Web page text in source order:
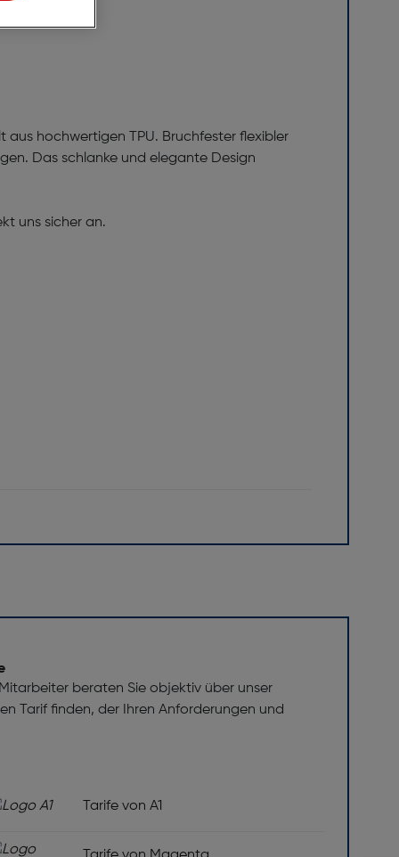
hochwertigen TPU. Bruchfester flexibler
Das schlanke und elegante Design
uns sicher an.
beraten Sie objektiv über unser
Tarif finden, der Ihren Anforderungen und
Tarife von A1